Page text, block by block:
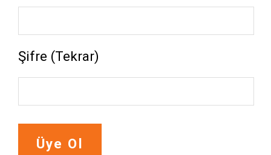
Şifre (Tekrar)
Üye Ol